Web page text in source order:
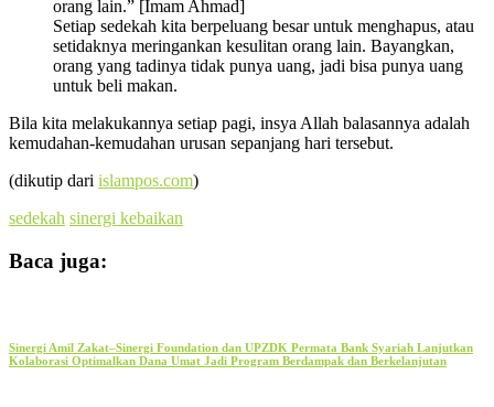
orang lain.” [Imam Ahmad]
Setiap sedekah kita berpeluang besar untuk menghapus, atau
setidaknya meringankan kesulitan orang lain. Bayangkan,
orang yang tadinya tidak punya uang, jadi bisa punya uang
untuk beli makan.
Bila kita melakukannya setiap pagi, insya Allah balasannya adalah
kemudahan-kemudahan urusan sepanjang hari tersebut.
(dikutip dari islampos.com)
sedekah sinergi kebaikan
Baca juga:
Sinergi Amil Zakat–Sinergi Foundation dan UPZDK Permata Bank Syariah Lanjutkan
Kolaborasi Optimalkan Dana Umat Jadi Program Berdampak dan Berkelanjutan